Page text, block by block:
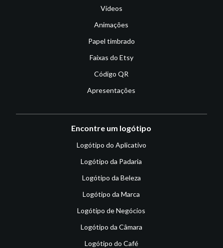
Vídeos
Animações
Papel timbrado
Faixas do Etsy
Código QR
Apresentações
Encontre um logótipo
Logótipo do Aplicativo
Logótipo da Padaria
Logótipo da Beleza
Logótipo da Marca
Logótipo de Negócios
Logótipo da Câmara
Logótipo do Café